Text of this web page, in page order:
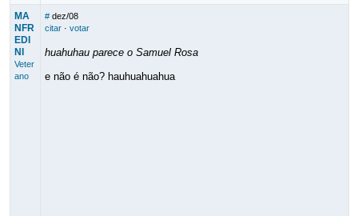
MA
NFR
EDI
NI
Veter
ano
# dez/08
citar· votar
huahuhau parece o Samuel Rosa
e não é não? hauhuahuahua